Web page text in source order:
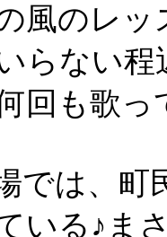
風のレッ
らない程
回も歌
では、町
いる♪ま